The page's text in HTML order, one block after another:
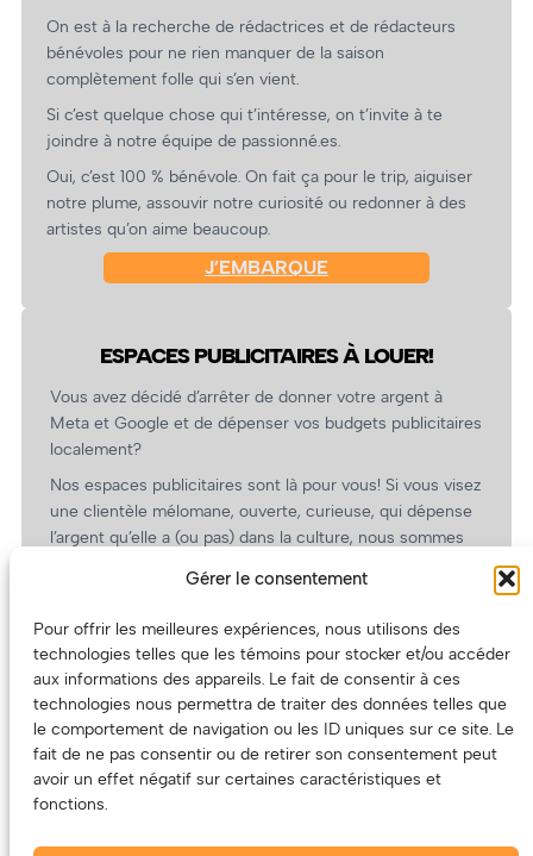
Gérer le consentement
Pour offrir les meilleures expériences, nous utilisons des
technologies telles que les témoins pour stocker et/ou accéder
aux informations des appareils. Le fait de consentir à ces
technologies nous permettra de traiter des données telles que
le comportement de navigation ou les ID uniques sur ce site. Le
fait de ne pas consentir ou de retirer son consentement peut
avoir un effet négatif sur certaines caractéristiques et
fonctions.
On est à la recherche de rédactrices et de rédacteurs
bénévoles pour ne rien manquer de la saison
complètement folle qui s’en vient.
Si c’est quelque chose qui t’intéresse, on t’invite à te
joindre à notre équipe de passionné.es.
Oui, c’est 100 % bénévole. On fait ça pour le trip, aiguiser
notre plume, assouvir notre curiosité ou redonner à des
artistes qu’on aime beaucoup.
J’EMBARQUE
ESPACES PUBLICITAIRES À LOUER!
Vous avez décidé d’arrêter de donner votre argent à
Meta et Google et de dépenser vos budgets publicitaires
localement?
Nos espaces publicitaires sont là pour vous! Si vous visez
une clientèle mélomane, ouverte, curieuse, qui dépense
l’argent qu’elle a (ou pas) dans la culture, nous sommes
revient.
(Oui, on va avoir des tarifs spéciaux pour vous, les
artistes!)